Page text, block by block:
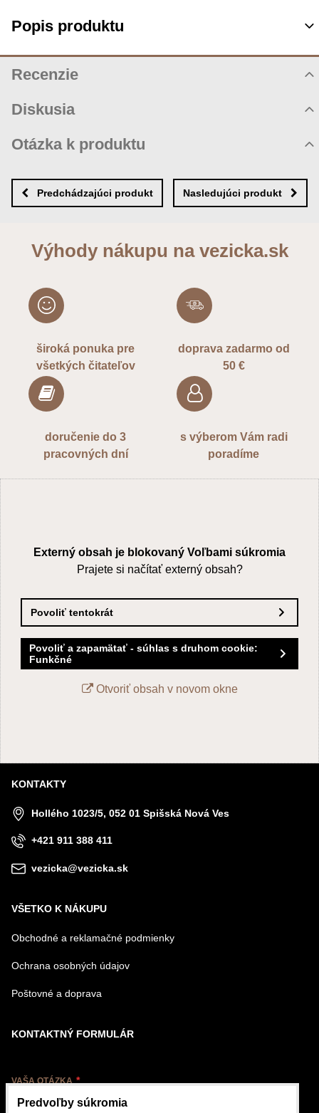
Popis produktu
Recenzie
Diskusia
Zatiaľ nie sú žiadne komentáre! Buďte prvý!
Nový komentár
Otázka k produktu
MENO
VÁŠ E-MAIL
VAŠA OTÁZKA K PRODUKTU
Odoslať
Predchádzajúci produkt Nasledujúci produkt
Výhody nákupu na vezicka.sk
široká ponuka pre
všetkých čitateľov
doprava zadarmo od
50 €
doručenie do 3
pracovných dní
s výberom Vám radi
poradíme
Externý obsah je blokovaný Voľbami súkromia
Prajete si načítať externý obsah?
Povoliť tentokrát
Povoliť a zapamätať - súhlas s druhom cookie:
Funkčné
Otvoriť obsah v novom okne
KONTAKTY
Hollého 1023/5, 052 01 Spišská Nová Ves
+421 911 388 411
vezicka@vezicka.sk
VŠETKO K NÁKUPU
Obchodné a reklamačné podmienky
Ochrana osobných údajov
Poštovné a doprava
KONTAKTNÝ FORMULÁR
VAŠA OTÁZKA
Predvoľby súkromia